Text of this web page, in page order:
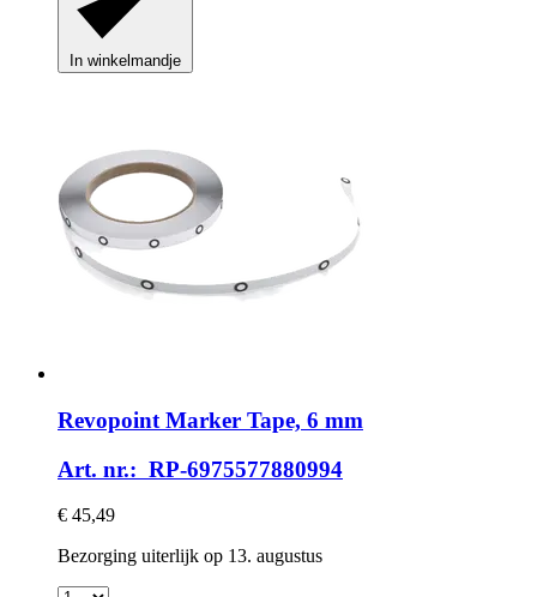
In winkelmandje
Revopoint Marker Tape, 6 mm
Art. nr.: RP-6975577880994
€ 45,49
Bezorging uiterlijk op 13. augustus